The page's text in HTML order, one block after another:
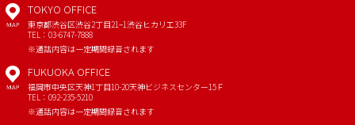
MAP
TOKYO OFFICE
東京都渋谷区渋谷2丁目21−1渋谷ヒカリエ33F
TEL：03-6747-7888
※通話内容は一定期間録音されます
MAP
FUKUOKA OFFICE
福岡市中央区天神1丁目10-20天神ビジネスセンター15Ｆ
TEL：092-235-5210
※通話内容は一定期間録音されます